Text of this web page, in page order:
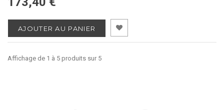
AJOUTER AU PANIER
Affichage de 1 à 5 produits sur 5